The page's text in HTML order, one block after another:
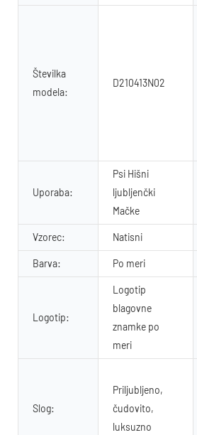
Številka
modela:
D210413N02
Uporaba:
Psi Hišni
ljubljenčki
Mačke
Vzorec: Natisni
Barva: Po meri
Logotip:
Logotip
blagovne
znamke po
meri
Slog:
Priljubljeno,
čudovito,
luksuzno